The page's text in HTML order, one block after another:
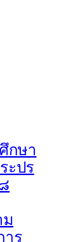
กษา
ะปร
ร